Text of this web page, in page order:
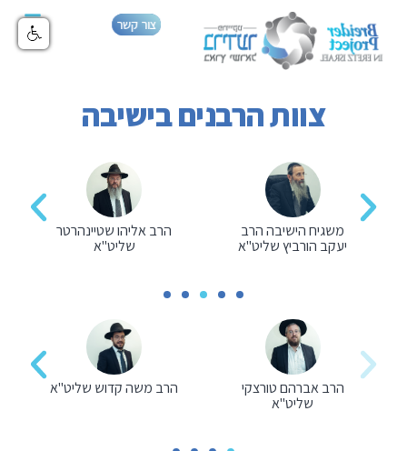
צור קשר
צוות הרבנים בישיבה
משגיח הישיבה הרב
יעקב הורביץ שליט"א
הרב אליהו שטיינהרטר
שליט"א
הרב אברהם טורצקי
שליט"א
הרב משה קדוש שליט"א